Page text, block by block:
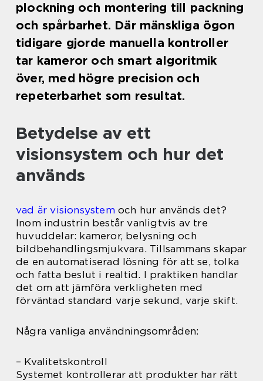
plockning och montering till packning
och spårbarhet. Där mänskliga ögon
tidigare gjorde manuella kontroller
tar kameror och smart algoritmik
över, med högre precision och
repeterbarhet som resultat.
Betydelse av ett
visionsystem och hur det
används
vad är visionsystem och hur används det?
Inom industrin består vanligtvis av tre
huvuddelar: kameror, belysning och
bildbehandlingsmjukvara. Tillsammans skapar
de en automatiserad lösning för att se, tolka
och fatta beslut i realtid. I praktiken handlar
det om att jämföra verkligheten med
förväntad standard varje sekund, varje skift.
Några vanliga användningsområden:
– Kvalitetskontroll
Systemet kontrollerar att produkter har rätt